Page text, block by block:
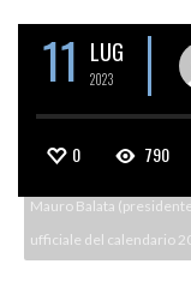
11 LUG
2023
0 790
Mauro Balata
ufficiale del calendario